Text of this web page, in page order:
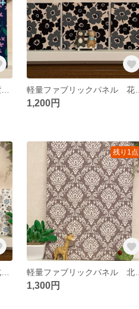
軽量ファブリックパネル 紫陽花ネイビー2枚 軽量ファブリックパネル 花柄グレー系3枚
1,200円
軽量ファブリックパネル 北欧フラワー&ダマスク柄3枚
残り1点
軽量ファブリックパネル 北欧ダマスク柄1枚
1,300円